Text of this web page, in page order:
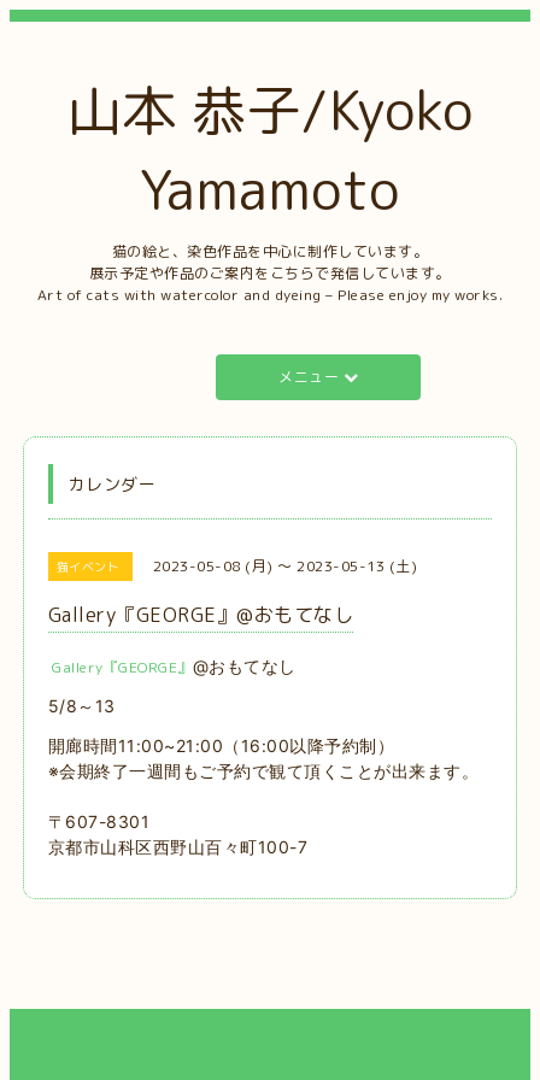
山本 恭子/Kyoko
Yamamoto
猫の絵と、染色作品を中心に制作しています。
展示予定や作品のご案内をこちらで発信しています。
Art of cats with watercolor and dyeing – Please enjoy my works.
メニュー
カレンダー
猫イベント 2023-05-08 (月) ～ 2023-05-13 (土)
Gallery『GEORGE』@おもてなし
Gallery『GEORGE』 @おもてなし
5/8～13
開廊時間11:00~21:00（16:00以降予約制）
※会期終了一週間もご予約で観て頂くことが出来ます。
〒607-8301
京都市山科区西野山百々町100-7